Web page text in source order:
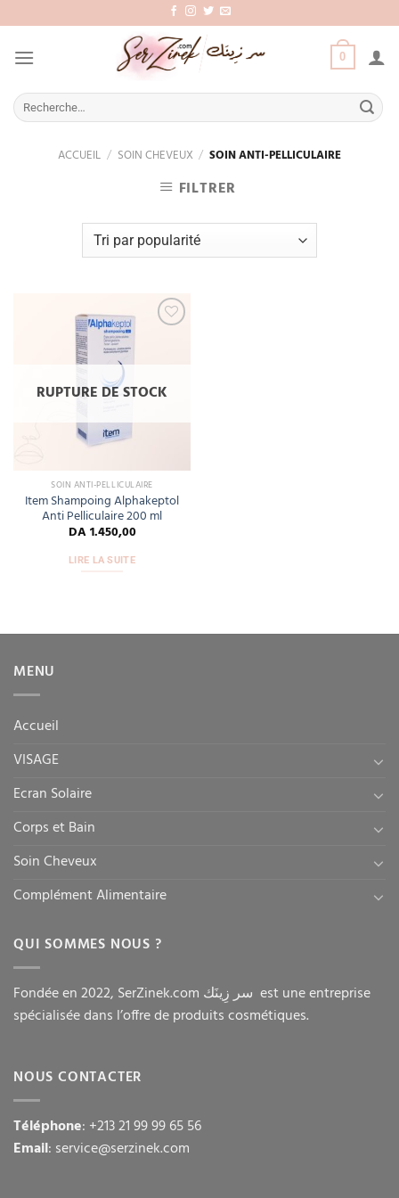
au
contenu
0
Recherche
pour :
ACCUEIL / SOIN CHEVEUX / SOIN ANTI-PELLICULAIRE
FILTRER
RUPTURE DE STOCK
SOIN ANTI-PELLICULAIRE
Item Shampoing Alphakeptol
Anti Pelliculaire 200 ml
DA1.450,00
LIRE LA SUITE
MENU
Accueil
VISAGE
Ecran Solaire
Corps et Bain
Soin Cheveux
Complément Alimentaire
QUI SOMMES NOUS ?
Fondée en 2022, SerZinek.com سر زِينَك est une entreprise
spécialisée dans l’offre de produits cosmétiques.
NOUS CONTACTER
Téléphone: +213 21 99 99 65 56
Email: service@serzinek.com